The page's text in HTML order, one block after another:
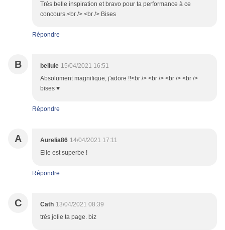
Très belle inspiration et bravo pour ta performance à ce
concours.<br /> <br /> Bises
Répondre
B bellule 15/04/2021 16:51
Absolument magnifique, j'adore !!<br /> <br /> <br /> <br />
bises ♥
Répondre
A Aurelia86 14/04/2021 17:11
Elle est superbe !
Répondre
C Cath 13/04/2021 08:39
très jolie ta page. biz